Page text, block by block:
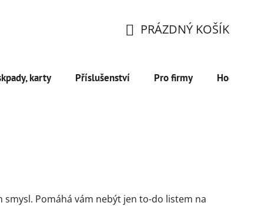
KOŠÍK
PRÁZDNÝ KOŠÍK
karty Příslušenství Pro firmy Hodnocení
Pomáhá vám nebýt jen to-do listem na